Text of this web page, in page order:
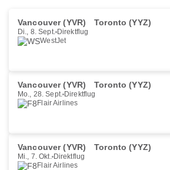
Vancouver (YVR) Toronto (YYZ)
Di., 8. Sept. Direktflug
WestJet
Vancouver (YVR) Toronto (YYZ)
Mo., 28. Sept. Direktflug
Flair Airlines
Vancouver (YVR) Toronto (YYZ)
Mi., 7. Okt. Direktflug
Flair Airlines